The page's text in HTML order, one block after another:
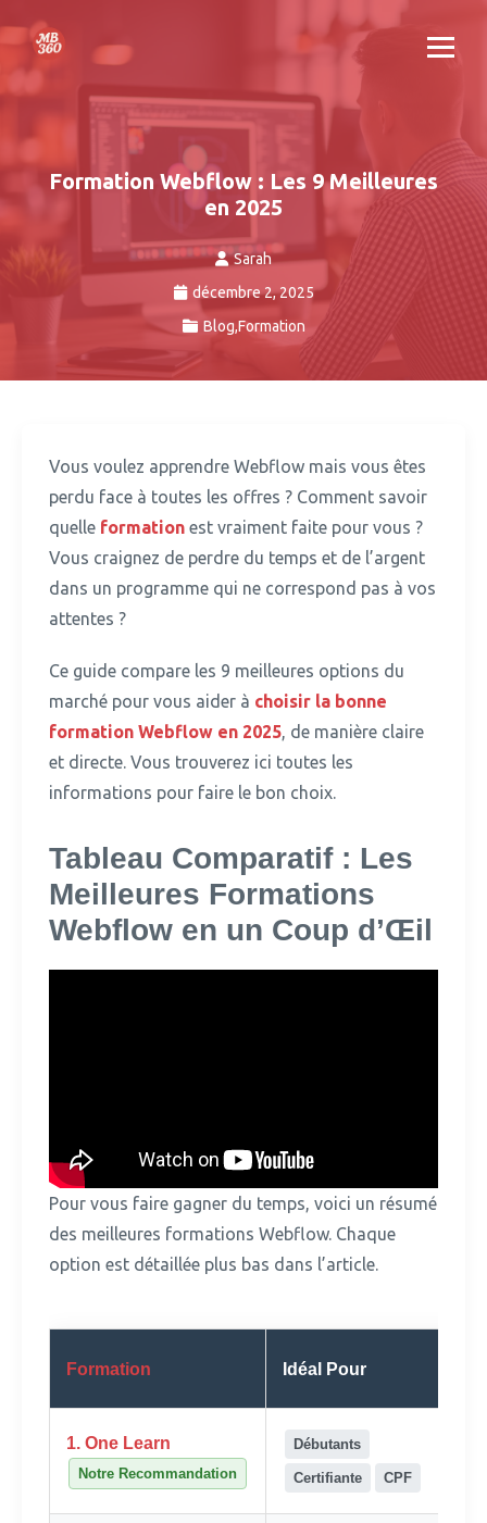
Formation Webflow : Les 9 Meilleures
en 2025
Sarah
décembre 2, 2025
Blog,Formation
Vous voulez apprendre Webflow mais vous êtes
perdu face à toutes les offres ? Comment savoir
quelle formation est vraiment faite pour vous ?
Vous craignez de perdre du temps et de l’argent
dans un programme qui ne correspond pas à vos
attentes ?
Ce guide compare les 9 meilleures options du
marché pour vous aider à choisir la bonne
formation Webflow en 2025, de manière claire
et directe. Vous trouverez ici toutes les
informations pour faire le bon choix.
Tableau Comparatif : Les
Meilleures Formations
Webflow en un Coup d’Œil
Pour vous faire gagner du temps, voici un résumé
des meilleures formations Webflow. Chaque
option est détaillée plus bas dans l’article.
Formation Idéal Pour
1. One Learn
Notre Recommandation
Débutants
Certifiante CPF